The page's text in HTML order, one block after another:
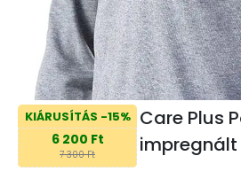
KIÁRUSÍTÁS -15%
6 200 Ft
7 300 Ft
Care Plus